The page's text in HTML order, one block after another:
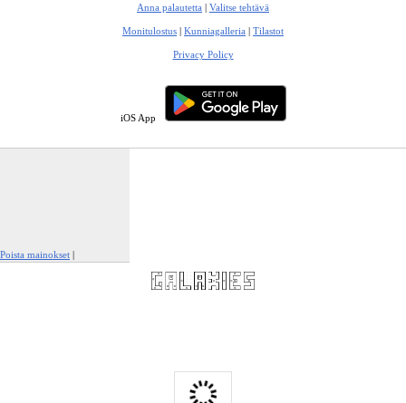
Anna palautetta | Valitse tehtävä
Monitulostus | Kunniagalleria | Tilastot
Privacy Policy
iOS App
Poista mainokset |